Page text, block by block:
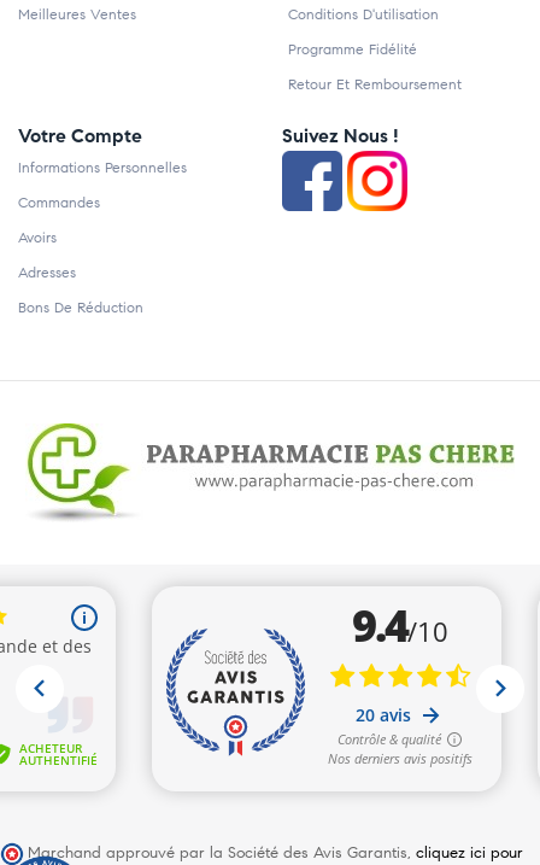
Meilleures Ventes Conditions D'utilisation
Programme Fidélité
Retour Et Remboursement
Votre Compte
Informations Personnelles
Commandes
Avoirs
Adresses
Bons De Réduction
Suivez Nous !
Marchand approuvé par la Société des Avis Garantis, cliquez ici pour